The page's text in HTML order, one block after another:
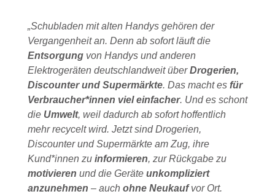
„Schubladen mit alten Handys gehören der
Vergangenheit an. Denn ab sofort läuft die
Entsorgung von Handys und anderen
Elektrogeräten deutschlandweit überDrogerien,
Discounter und Supermärkte. Das macht es für
Verbraucher*innen viel einfacher. Und es schont
die Umwelt, weil dadurch ab sofort hoffentlich
mehr recycelt wird. Jetzt sind Drogerien,
Discounter und Supermärkte am Zug, ihre
Kund*innen zu informieren, zur Rückgabe zu
motivieren und die Geräte unkompliziert
anzunehmen – auch ohne Neukaufvor Ort.